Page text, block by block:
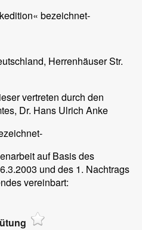
bezeichnet-
Herrenhäuser Str.
vertreten durch den
Dr. Hans Ulrich Anke
auf Basis des
und des 1. Nachtrags
vereinbart: